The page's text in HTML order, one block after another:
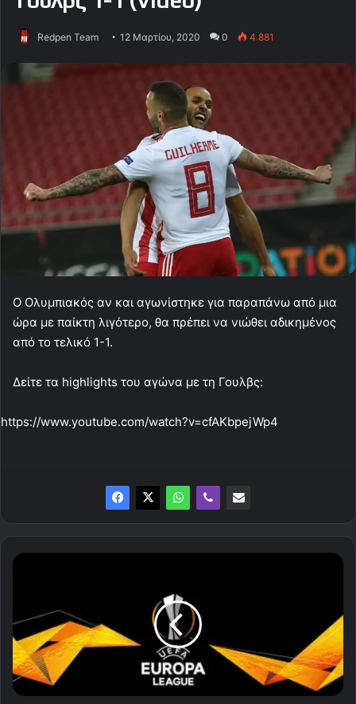
Redpen Team 12 Μαρτίου, 2020 0 4.881
Ο Ολυμπιακός αν και αγωνίστηκε για παραπάνω από μια
ώρα με παίκτη λιγότερο, θα πρέπει να νιώθει αδικημένος
από το τελικό 1-1.
Δείτε τα highlights του αγώνα με τη Γουλβς:
https://www.youtube.com/watch?v=cfAKbpejWp4
Τα
Europa
League